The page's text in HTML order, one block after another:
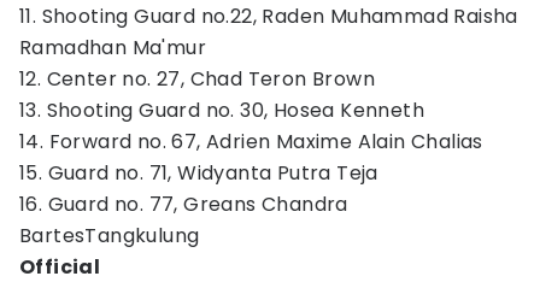
11. Shooting Guard no.22, Raden Muhammad Raisha
Ramadhan Ma'mur
12. Center no. 27, Chad Teron Brown
13. Shooting Guard no. 30, Hosea Kenneth
14. Forward no. 67, Adrien Maxime Alain Chalias
15. Guard no. 71, Widyanta Putra Teja
16. Guard no. 77, Greans Chandra
BartesTangkulung
Official